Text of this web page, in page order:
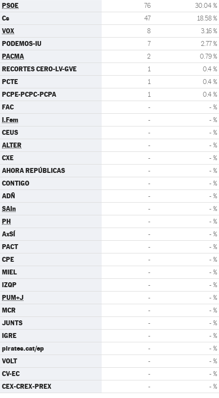
PSOE 76 30.04 %
Cs 47 18.58 %
VOX 8 3.16 %
PODEMOS-IU 7 2.77 %
PACMA 2 0.79 %
RECORTES CERO-LV-GVE 1 0.4 %
PCTE 1 0.4 %
PCPE-PCPC-PCPA 1 0.4 %
FAC - - %
I.Fem - - %
CEUS - - %
ALTER - - %
CXE - - %
AHORA REPÚBLICAS - - %
CONTIGO - - %
ADÑ - - %
SAIn - - %
PH - - %
AxSÍ - - %
PACT - - %
CPE - - %
MIEL - - %
IZQP - - %
PUM+J - - %
MCR - - %
JUNTS - - %
IGRE - - %
pirates.cat/ep - - %
VOLT - - %
CV-EC - - %
CEX-CREX-PREX - - %